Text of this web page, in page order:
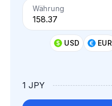
Währung
USD EUR
1 JPY